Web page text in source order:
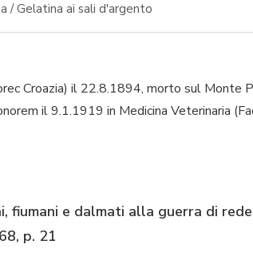
/ Gelatina ai sali d'argento
Croazia) il 22.8.1894, morto sul Monte
il 9.1.1919 in Medicina Veterinaria
fiumani e dalmati alla guerra di
p. 21